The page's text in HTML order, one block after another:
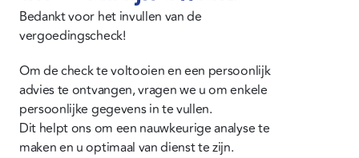
Bedankt voor het invullen van de
vergoedingscheck!
Om de check te voltooien en een persoonlijk
advies te ontvangen, vragen we u om enkele
persoonlijke gegevens in te vullen.
Dit helpt ons om een nauwkeurige analyse te
maken en u optimaal van dienst te zijn.